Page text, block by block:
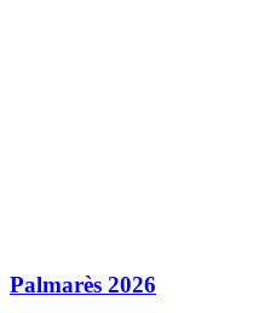
Palmarès 2026